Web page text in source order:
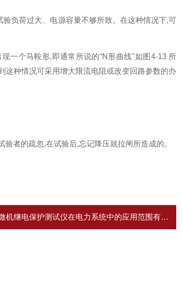
负荷过大、电源容量不够所致。在这种情况下,可
个马鞍形,即通常所说的“N形曲线"如图4-13 所
这种情况可采用增大限流电阻或改变回路参数的办
者的疏忽,在试验后,忘记降压就拉闸所造成的。
机继电保护测试仪在电力系统中的应用范围有哪些？